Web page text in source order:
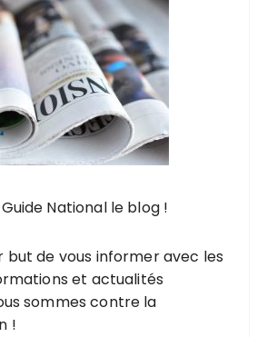
National le blog !
but de vous informer avec les
et actualités
sommes contre la
!